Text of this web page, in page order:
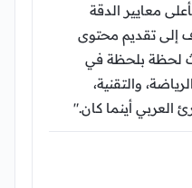
معايير الدقة
إلى تقديم محتوى
لحظة بلحظة في
والتقنية،
العربي أينما كان."